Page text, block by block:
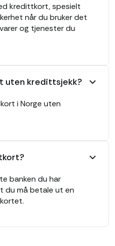
kredittkort, spesielt
når du bruker det
og tjenester du
uten kredittsjekk?
i Norge uten
banken du har
du må betale ut en